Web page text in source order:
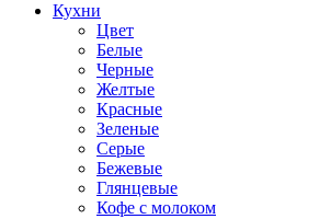
Кухни
Цвет
Белые
Черные
Желтые
Красные
Зеленые
Серые
Бежевые
Глянцевые
Кофе с молоком